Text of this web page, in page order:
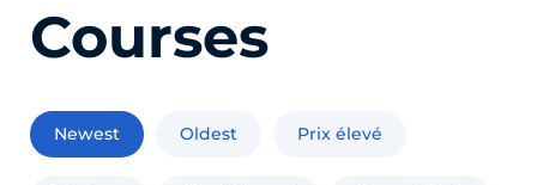
Courses
Newest Oldest Prix élevé